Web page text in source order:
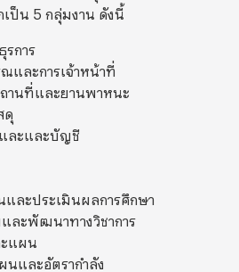
ป็น 5 กลุ่มงาน ดังนี้
รการ
และการเจ้าหน้าที่
านที่และยานพาหนะ
ดุ
และและบัญชี
ละประเมินผลการศึกษา
ละพัฒนาทางวิชาการ
แผน
และอัตรากำลัง